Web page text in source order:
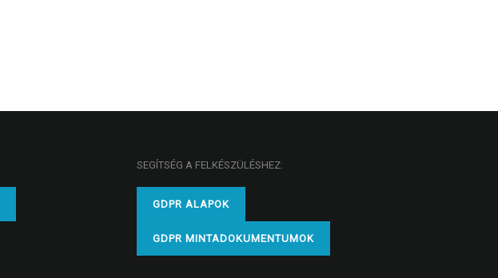
SEGÍTSÉG A FELKÉSZÜLÉSHEZ:
GDPR ALAPOK
GDPR MINTADOKUMENTUMOK